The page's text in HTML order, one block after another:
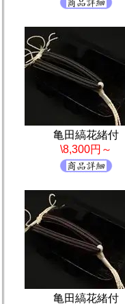
亀田縞花緒付
\8,300円～
亀田縞花緒付